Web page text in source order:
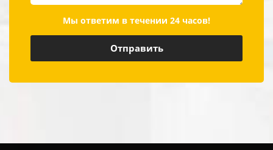
Мы ответим в течении 24 часов!